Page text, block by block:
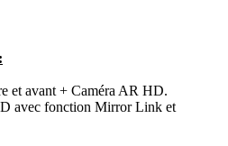
et avant + Caméra AR HD.
avec fonction Mirror Link et